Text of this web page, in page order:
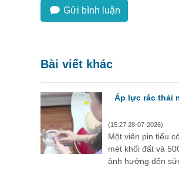
Gửi bình luận
Bài viết khác
Áp lực rác thải
(15:27 28-07-2026)
Một viên pin tiểu
mét khối đất và
ảnh hưởng đến sức